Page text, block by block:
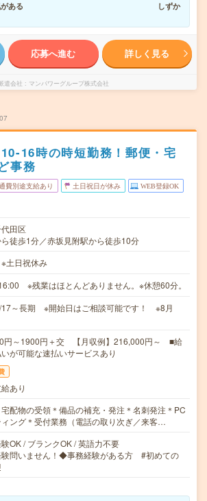
ある
しずか
応募へ進む 詳しく見る
遣会社 マンパワーグループ株式会社
16時の時短勤務！郵便・宅
事務
費別途支給あり 土日祝日が休み WEB登録OK
田区
徒歩1分／赤坂見附駅から徒歩10分
土日祝休み
※残業はほとんどありません。※休憩60分。
17～長期 ※開始日はご相談可能です！ ※8月
円～1900円＋交 【月収例】216,000円～ ■給
が可能な速払いサービスあり
あり
宅配物の受領＊備品の補充・発注＊名刺発注＊PC
ング＊受付業務（電話の取り次ぎ／来客…
OK / ブランクOK / 英語力不要
問いません！◆事務経験がある方 #初めての